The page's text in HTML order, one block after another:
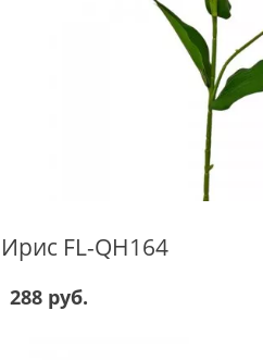
Ирис FL-QH164
288 руб.